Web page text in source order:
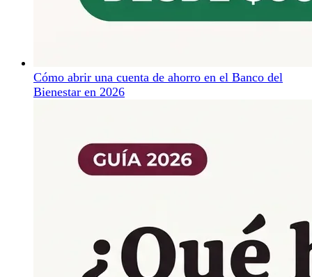
Cómo abrir una cuenta de ahorro en el Banco del
Bienestar en 2026